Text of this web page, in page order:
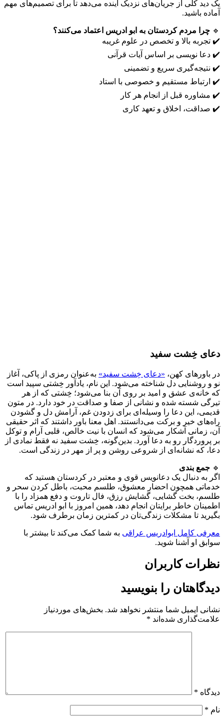
یک دید کلی از جریان‌های نزدیک آینده می‌دهد تا برای تصمیم‌های مهم
آماده باشید.
🔹 چرا مردم کردستان به ابو ادریس اعتماد می‌کنند؟
✔️ تجربه بالا و تخصص در علوم غریبه
✔️ دعا نویسی بر اساس آیات قرآنی
✔️ نتیجه‌گیری سریع و تضمینی
✔️ ارتباط مستقیم و خصوصی با استاد
✔️ مشاوره قبل از انجام هر کار
✔️ صداقت، اخلاق و تعهد کاری
دعای خِشت سفید
در باورهای کهن، «دعای خِشت سفید» به‌عنوان رمزی از پاکی، آغاز
نو و روشنایی دل شناخته می‌شود. این نام، یادآور خِشتی سپید است
که خانه‌ی عشق و امید بر روی آن بنا می‌شود؛ خِشتی که از هر
تیرگی شسته شده و نشانی از صفا و صداقت در خود دارد. در متون
قدیمی، این دعا را وسیله‌ای برای زدودن غم، آرامش دل و گشودن
راه‌های خیر و برکت می‌دانستند. اهل معنا باور داشتند که اثر حقیقی
آن، زمانی آشکار می‌شود که انسان با نیت خالص، قلبی آرام و توکل
بر پروردگار رو به دعا آورد. بدین‌گونه، خِشت سفید نه فقط نمادی از
دعا، که نشانه‌ای از شروعی روشن و پر از مهر در زندگی است.
🔹 جمع بندی
اگر به دنبال یک دعانویس قوی و معتبر در کردستان هستید که
خدماتی همچون احضار معشوق، طلسم محبت، باطل کردن سحر و
طلسم، بخت گشایی، گشایش رزق، فال تاروت و دفع همزاد را با
اطمینان خاطر برایتان انجام دهد، همین امروز با ابو ادریس تماس
بگیرید تا مشکلات زندگی‌تان در کمترین زمان برطرف شود.
معرفی کامل ابوادریس عراقی به شما کمک می‌کند تا بیشتر با
سوابق او آشنا شوید.
نظرات کاربران
دیدگاهتان را بنویسید
نشانی ایمیل شما منتشر نخواهد شد. بخش‌های موردنیاز
علامت‌گذاری شده‌اند *
دیدگاه *
نام *